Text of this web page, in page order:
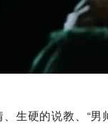
生硬的说教、“男